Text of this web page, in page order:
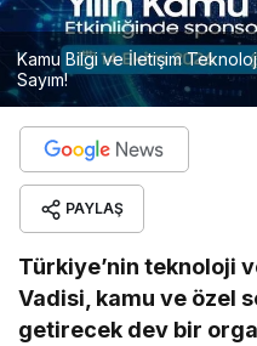
Kamu Bilgi ve İletişim
Sayım!
PAYLAŞ
Türkiye’nin teknoloji
Vadisi, kamu ve özel
getirecek dev bir